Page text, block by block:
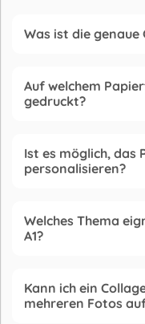
Was ist die genaue
Auf welchem
gedruckt?
Ist es möglich, das
personalisieren?
Welches Thema
A1?
Kann ich ein
mehreren Fotos